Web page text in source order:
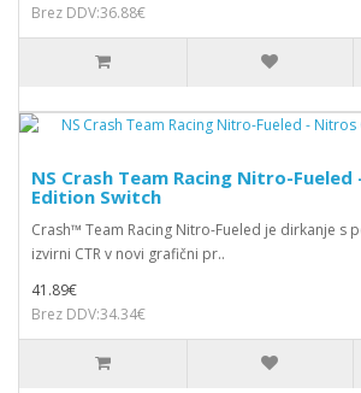
Brez DDV:36.88€
NS Crash Team Racing Nitro-
Edition Switch
Crash™ Team Racing Nitro-Fueled je dirkanje s
izvirni CTR v novi grafični pr..
41.89€
Brez DDV:34.34€